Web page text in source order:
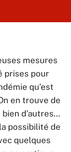
mesures
prises pour
qu’est
en trouve de
d’autres…
possibilité de
quelques